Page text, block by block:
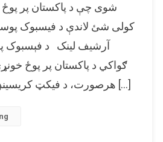
شوی چې د پاکستان پر
کولی شئ لاندې د فیسبوک
آرشيف لینک د فېسبوک
ګواکي د پاکستان پر پوځ
هرصورت، د فیکټ کریسینډو موندنې ښیي چې […]